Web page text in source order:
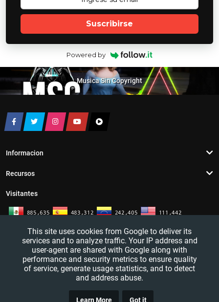
Suscribirse
Powered by
Musica Sin Copyright
Informacion
Recursos
Visitantes
This site uses cookies from Google to deliver its
services and to analyze traffic. Your IP address and
user-agent are shared with Google along with
performance and security metrics to ensure quality
of service, generate usage statistics, and to detect
and address abuse.